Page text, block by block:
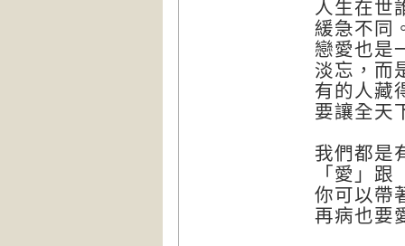
人生在世
緩急不同
戀愛也是
淡忘，而
有的人藏
要讓全天
我們都是
「愛」
你可以帶
再病也要